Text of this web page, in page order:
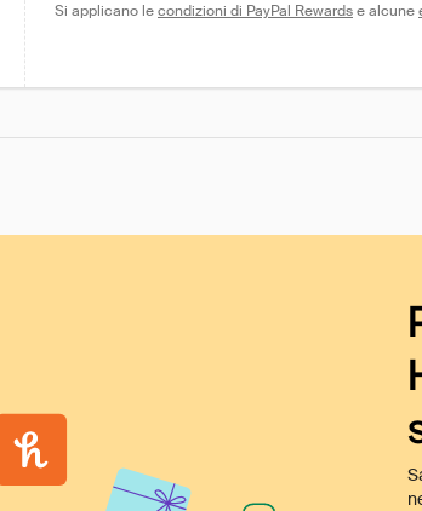
Si applicano le condizioni di PayPal Rewards e alcune